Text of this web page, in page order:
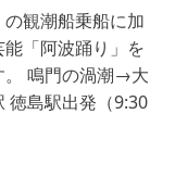
観潮船乗船に加
「阿波踊り」を
。 鳴門の渦潮→大
島駅出発（9:30